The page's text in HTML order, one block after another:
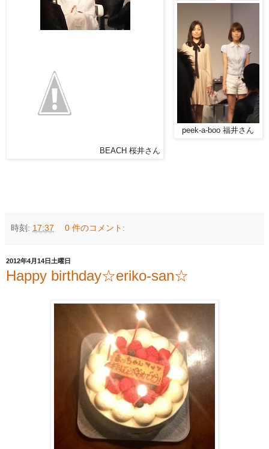
BEACH 桜井さん
peek-a-boo 福井さん
時刻: 17:37 0 件のコメント:
2012年4月14日土曜日
Happy birthday☆eriko-san☆